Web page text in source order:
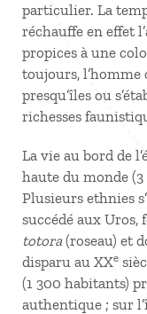
particulier. La
réchauffe en effet
propices à une
toujours, l’homme
presqu’îles ou
richesses
La vie au bord de
haute du monde
Plusieurs ethnies
succédé aux Uros,
totora (roseau) et
disparu au XXe
(1 300 habitants)
authentique ; sur